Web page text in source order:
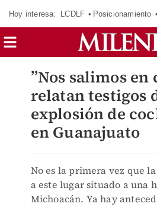
Hoy interesa: LCDLF Posicionamiento
”Nos salimos en
relatan testigos
explosión de
en Guanajuato
No es la primera vez que
a este lugar situado a una
Michoacán. Ya hay